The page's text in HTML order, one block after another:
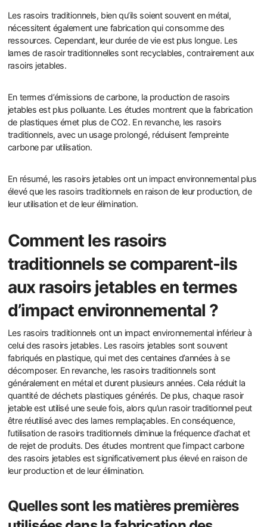
Les rasoirs traditionnels, bien qu’ils soient souvent en métal,
nécessitent également une fabrication qui consomme des
ressources. Cependant, leur durée de vie est plus longue. Les
lames de rasoir traditionnelles sont recyclables, contrairement aux
rasoirs jetables.
En termes d’émissions de carbone, la production de rasoirs
jetables est plus polluante. Les études montrent que la fabrication
de plastiques émet plus de CO2. En revanche, les rasoirs
traditionnels, avec un usage prolongé, réduisent l’empreinte
carbone par utilisation.
En résumé, les rasoirs jetables ont un impact environnemental plus
élevé que les rasoirs traditionnels en raison de leur production, de
leur utilisation et de leur élimination.
Comment les rasoirs
traditionnels se comparent-ils
aux rasoirs jetables en termes
d’impact environnemental ?
Les rasoirs traditionnels ont un impact environnemental inférieur à
celui des rasoirs jetables. Les rasoirs jetables sont souvent
fabriqués en plastique, qui met des centaines d’années à se
décomposer. En revanche, les rasoirs traditionnels sont
généralement en métal et durent plusieurs années. Cela réduit la
quantité de déchets plastiques générés. De plus, chaque rasoir
jetable est utilisé une seule fois, alors qu’un rasoir traditionnel peut
être réutilisé avec des lames remplaçables. En conséquence,
l’utilisation de rasoirs traditionnels diminue la fréquence d’achat et
de rejet de produits. Des études montrent que l’impact carbone
des rasoirs jetables est significativement plus élevé en raison de
leur production et de leur élimination.
Quelles sont les matières premières